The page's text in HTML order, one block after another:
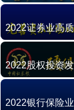
2022证券业高
2022股权投资
2022银行保险